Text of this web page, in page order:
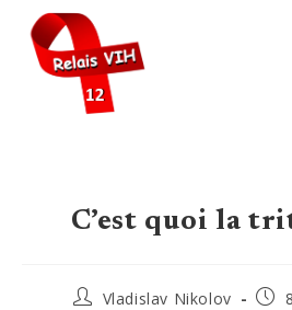
content
C’est quoi la
Auteur/autrice
Vladislav Nikolov